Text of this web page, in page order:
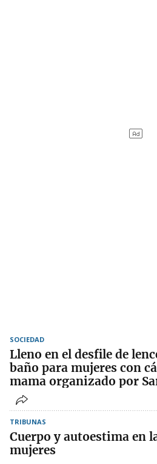
SOCIEDAD
Lleno en el desfile de
baño para mujeres con
mama organizado por
TRIBUNAS
Cuerpo y autoestima en
mujeres